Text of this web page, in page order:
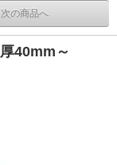
次の商品へ
40mm～